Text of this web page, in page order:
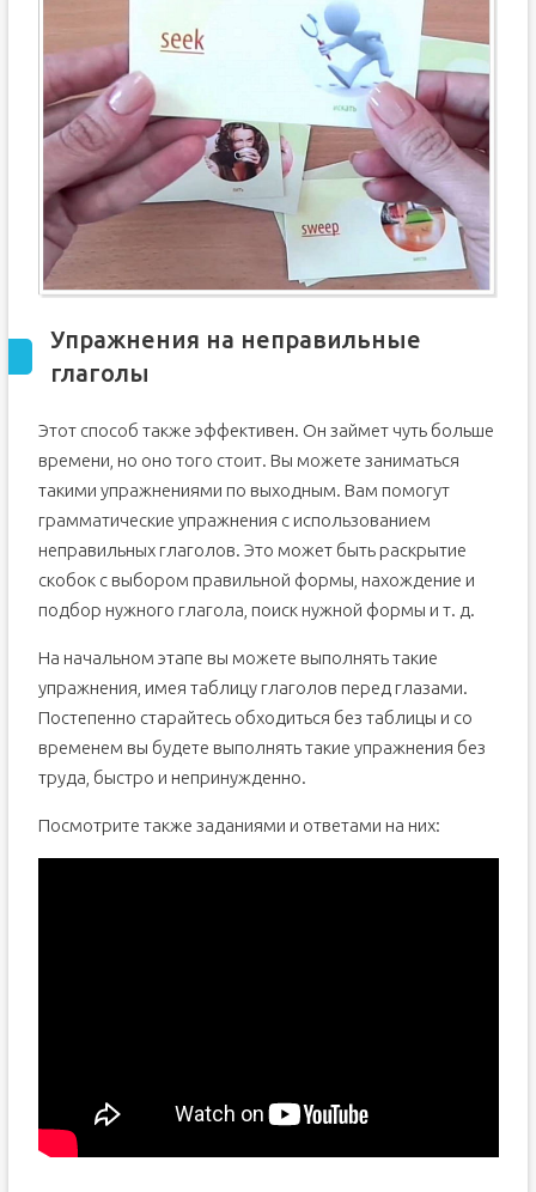
Упражнения на неправильные
глаголы
Этот способ также эффективен. Он займет чуть больше
времени, но оно того стоит. Вы можете заниматься
такими упражнениями по выходным. Вам помогут
грамматические упражнения с использованием
неправильных глаголов. Это может быть раскрытие
скобок с выбором правильной формы, нахождение и
подбор нужного глагола, поиск нужной формы и т. д.
На начальном этапе вы можете выполнять такие
упражнения, имея таблицу глаголов перед глазами.
Постепенно старайтесь обходиться без таблицы и со
временем вы будете выполнять такие упражнения без
труда, быстро и непринужденно.
Посмотрите также заданиями и ответами на них: